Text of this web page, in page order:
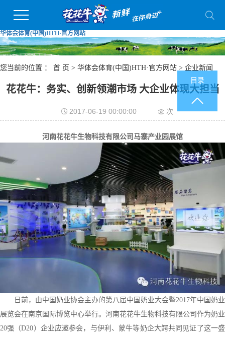
华体会体育(中国)HTH·官方网站
您当前的位置 ： 首 页 > 华体会体育(中国)HTH·官方网站 > 企业新闻
花花牛：务实、创新领潮市场 大企业体现大担当
2017-06-19 00:00:00 次
河南花花牛生物科技有限公司马寨产业园展馆
日前，由中国奶业协会主办的第八届中国奶业大会暨2017年中国奶业
展览会在南京国际博览中心举行。河南花花牛生物科技有限公司作为奶业
20强（D20）企业应邀参会，与伊利、蒙牛等奶企大鳄共同见证了这一盛
目录